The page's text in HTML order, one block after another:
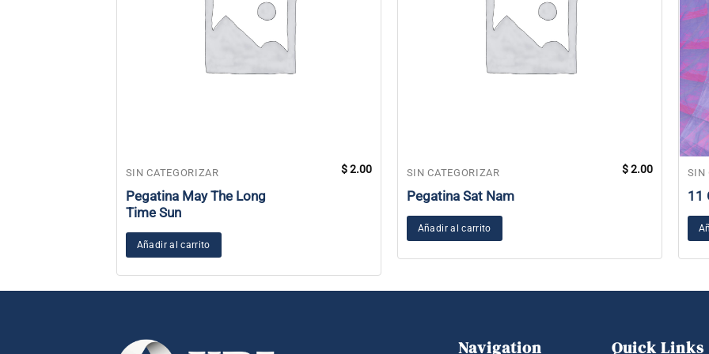
SIN CATEGORIZAR
Pegatina May The Long
Time Sun
$2.00
Añadir al carrito
SIN CATEGORIZAR
Pegatina Sat Nam
$2.00
Añadir al carrito
SIN
11
Navigation Quick Links